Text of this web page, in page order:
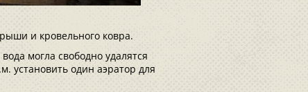
и кровельного ковра.
могла свободно удалятся
установить один аэратор для